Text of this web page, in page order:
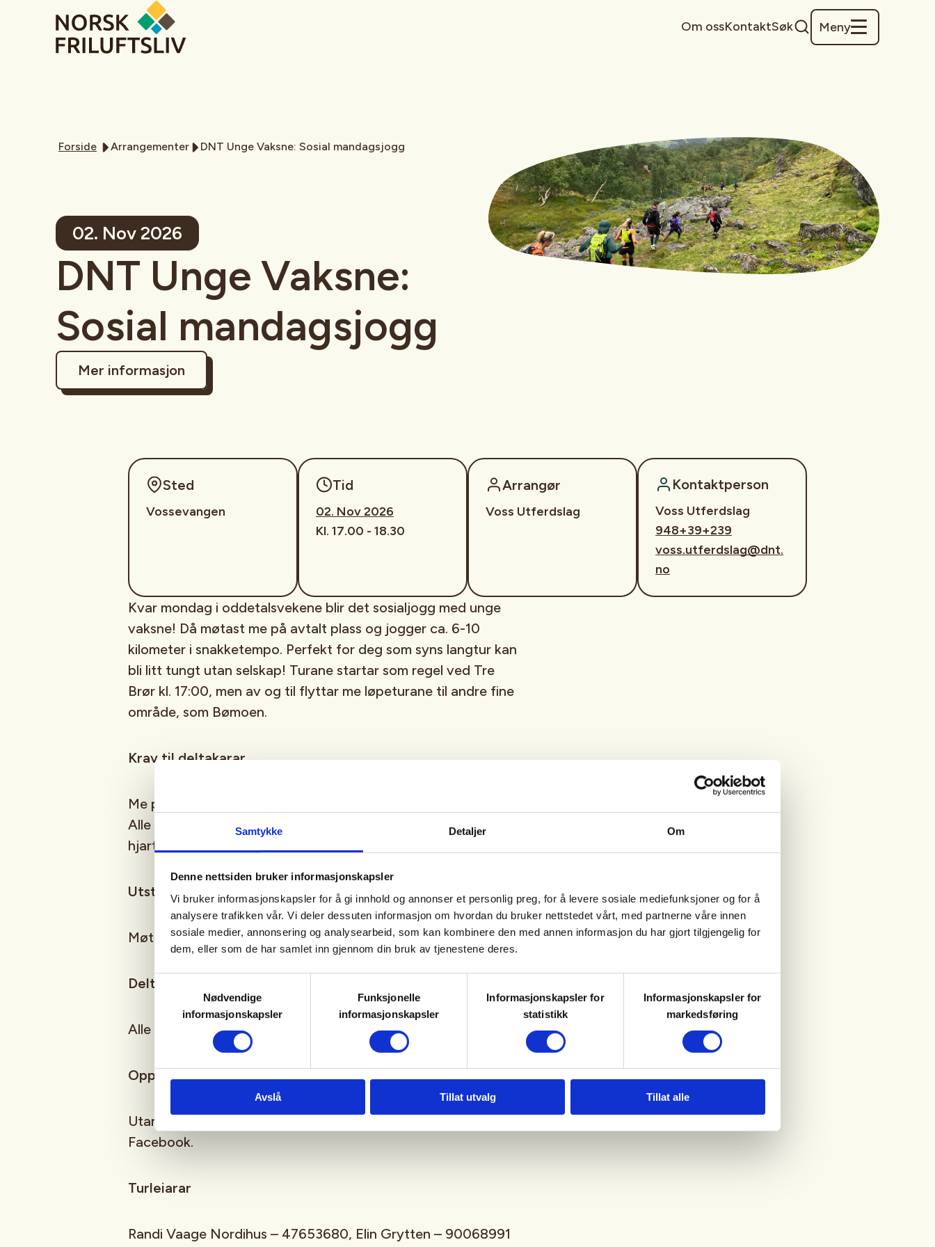
Samtykke Detaljer Om
Denne nettsiden bruker informasjonskapsler
Vi bruker informasjonskapsler for å gi innhold og annonser et personlig preg, for å levere sosiale mediefunksjoner og for å
analysere trafikken vår. Vi deler dessuten informasjon om hvordan du bruker nettstedet vårt, med partnerne våre innen
sosiale medier, annonsering og analysearbeid, som kan kombinere den med annen informasjon du har gjort tilgjengelig for
dem, eller som de har samlet inn gjennom din bruk av tjenestene deres.
Samtykkevalg
Nødvendige
informasjonskapsler
Funksjonelle
informasjonskapsler
Informasjonskapsler for
statistikk
Informasjonskapsler for
markedsføring
Avslå Tillat utvalg Tillat alle
Om ossKontaktSøk Meny
Forside Arrangementer DNT Unge Vaksne: Sosial mandagsjogg
02. Nov 2026
DNT Unge Vaksne:
Sosial mandagsjogg
Mer informasjon
Sted
Vossevangen
Tid
02. Nov 2026
Kl. 17.00 - 18.30
Arrangør
Voss Utferdslag
Kontaktperson
Voss Utferdslag
948+39+239
voss.utferdslag@dnt.
no
Kvar mondag i oddetalsvekene blir det sosialjogg med unge
vaksne! Då møtast me på avtalt plass og jogger ca. 6-10
kilometer i snakketempo. Perfekt for deg som syns langtur kan
bli litt tungt utan selskap! Turane startar som regel ved Tre
Brør kl. 17:00, men av og til flyttar me løpeturane til andre fine
område, som Bømoen.
Krav til deltakarar
Me prøver å tilpasse tempoet slik at alle i gruppa heng med.
Alle som er glade i å jogge – eller ønskjer å bli det – er
hjarteleg velkomne.
Utstyr
Møt opp i joggesko og treningstøy tilpassa ver og forhold.
Deltakartal
Alle som møter opp, er velkomne.
Oppmøte
Utanfor Tre Brør, med mindre noko anna er oppgitt på
Facebook.
Turleiarar
Randi Vaage Nordihus – 47653680, Elin Grytten – 90068991